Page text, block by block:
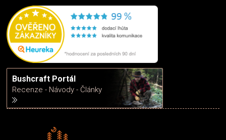
Bushcraft Portál
Recenze - Návody - Články